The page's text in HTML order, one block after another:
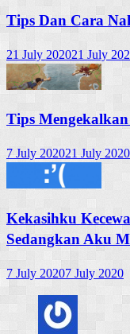
Tips Dan Cara
21 July 202021 July
Tips
7 July 202021 July 2020
Kekasihku
Sedangkan Aku
7 July 20207 July 2020